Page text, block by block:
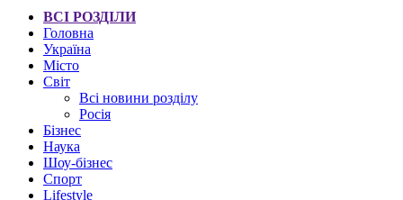
ВСІ РОЗДІЛИ
Головна
Україна
Місто
Світ
Всі новини розділу
Росія
Бізнес
Наука
Шоу-бізнес
Спорт
Lifestyle